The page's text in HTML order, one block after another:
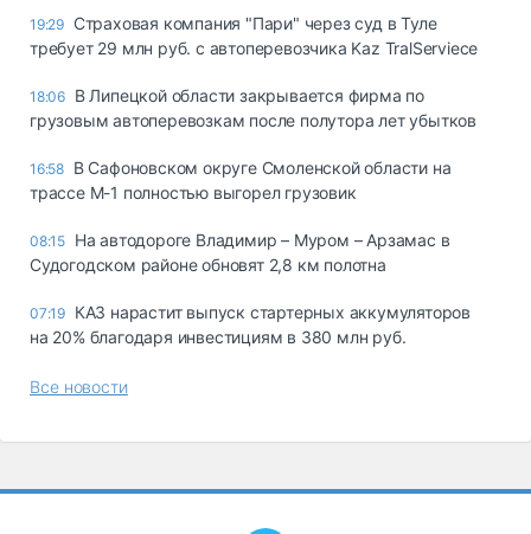
19:29 Страховая компания "Пари" через суд в Туле
требует 29 млн руб. с автоперевозчика Kaz TralServiece
18:06 В Липецкой области закрывается фирма по
грузовым автоперевозкам после полутора лет убытков
16:58 В Сафоновском округе Смоленской области на
трассе М-1 полностью выгорел грузовик
08:15 На автодороге Владимир – Муром – Арзамас в
Судогодском районе обновят 2,8 км полотна
07:19 КАЗ нарастит выпуск стартерных аккумуляторов
на 20% благодаря инвестициям в 380 млн руб.
Все новости